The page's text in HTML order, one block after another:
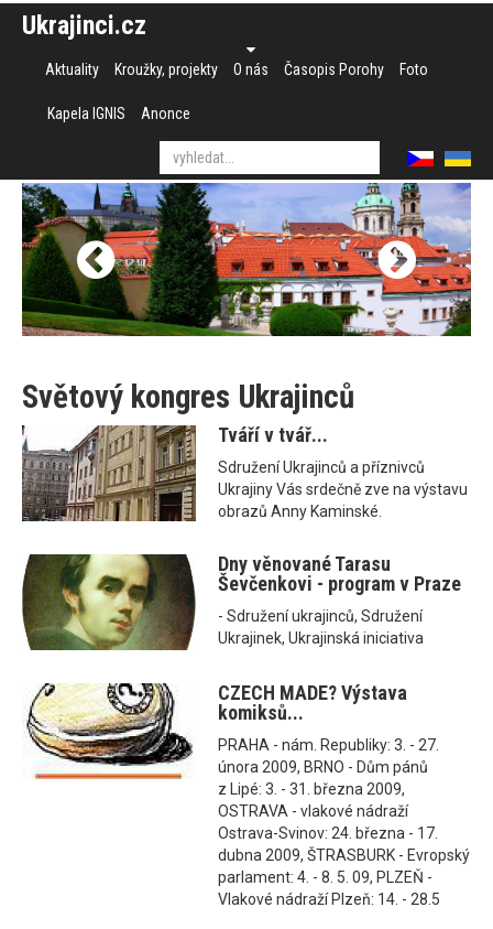
Ukrajinci.cz
Aktuality Kroužky, projekty O nás Časopis Porohy Foto
Kapela IGNIS Anonce
Světový kongres Ukrajinců
Tváří v tvář...
Sdružení Ukrajinců a příznivců
Ukrajiny Vás srdečně zve na výstavu
obrazů Anny Kaminské.
Dny věnované Tarasu
Ševčenkovi - program v Praze
- Sdružení ukrajinců, Sdružení
Ukrajinek, Ukrajinská iniciativa
CZECH MADE? Výstava
komiksů...
PRAHA - nám. Republiky: 3. - 27.
února 2009, BRNO - Dům pánů
z Lipé: 3. - 31. března 2009,
OSTRAVA - vlakové nádraží
Ostrava-Svinov: 24. března - 17.
dubna 2009, ŠTRASBURK - Evropský
parlament: 4. - 8. 5. 09, PLZEŇ -
Vlakové nádraží Plzeň: 14. - 28.5